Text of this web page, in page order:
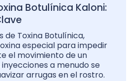
Botulínica Kaloni:
de Toxina Botulínica,
especial para impedir
el movimiento de un
inyecciones a menudo se
arrugas en el rostro.